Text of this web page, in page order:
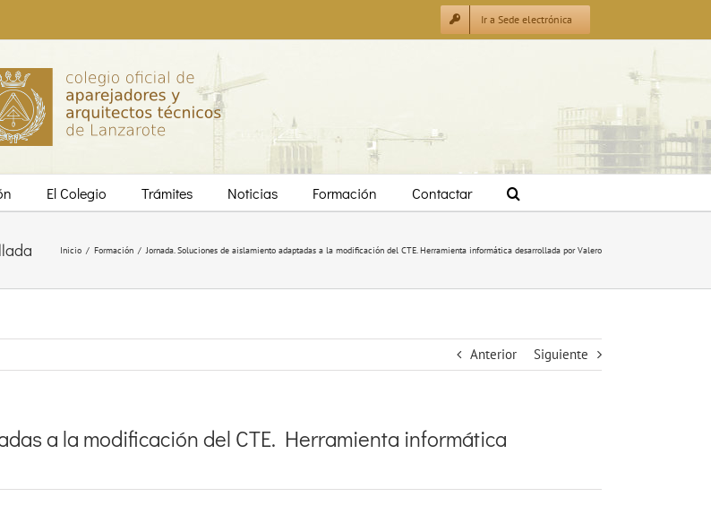
Ir a Sede electrónica
El Colegio Trámites Noticias Formación Contactar
Inicio / Formación / Jornada. Soluciones de aislamiento adaptadas a la modificación del CTE. Herramienta informática desarrollada por Valero
Anterior Siguiente
a la modificación del CTE. Herramienta informática